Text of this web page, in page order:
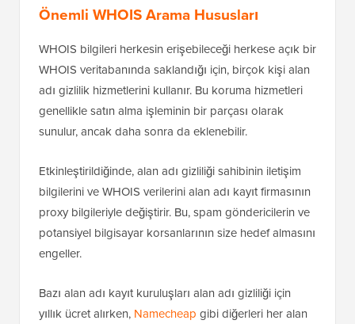
Önemli WHOIS Arama Hususları
WHOIS bilgileri herkesin erişebileceği herkese açık bir
WHOIS veritabanında saklandığı için, birçok kişi alan
adı gizlilik hizmetlerini kullanır. Bu koruma hizmetleri
genellikle satın alma işleminin bir parçası olarak
sunulur, ancak daha sonra da eklenebilir.
Etkinleştirildiğinde, alan adı gizliliği sahibinin iletişim
bilgilerini ve WHOIS verilerini alan adı kayıt firmasının
proxy bilgileriyle değiştirir. Bu, spam göndericilerin ve
potansiyel bilgisayar korsanlarının size hedef almasını
engeller.
Bazı alan adı kayıt kuruluşları alan adı gizliliği için
yıllık ücret alırken, Namecheap gibi diğerleri her alan